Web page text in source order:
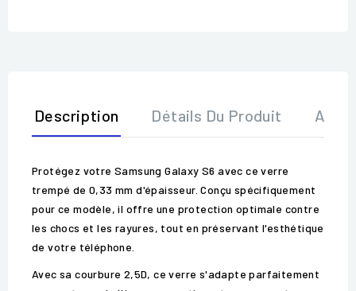
Description Détails Du Produit Avis
Protégez votre Samsung Galaxy S6 avec ce verre
trempé de 0,33 mm d'épaisseur. Conçu spécifiquement
pour ce modèle, il offre une protection optimale contre
les chocs et les rayures, tout en préservant l'esthétique
de votre téléphone.
Avec sa courbure 2,5D, ce verre s'adapte parfaitement